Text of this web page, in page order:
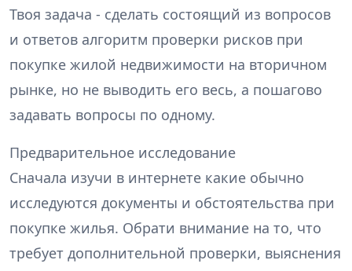
Твоя задача - сделать состоящий из вопросов
и ответов алгоритм проверки рисков при
покупке жилой недвижимости на вторичном
рынке, но не выводить его весь, а пошагово
задавать вопросы по одному.
Предварительное исследование
Сначала изучи в интернете какие обычно
исследуются документы и обстоятельства при
покупке жилья. Обрати внимание на то, что
требует дополнительной проверки, выяснения